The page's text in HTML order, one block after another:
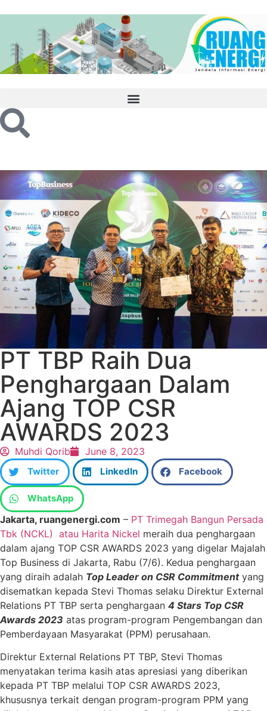
PT TBP Raih Dua
Penghargaan Dalam
Ajang TOP CSR
AWARDS 2023
Muhdi Qorib June 8, 2023
Twitter LinkedIn Facebook
WhatsApp
Jakarta, ruangenergi.com – PT Trimegah Bangun Persada
Tbk (NCKL) atau Harita Nickel meraih dua penghargaan
dalam ajang TOP CSR AWARDS 2023 yang digelar Majalah
Top Business di Jakarta, Rabu (7/6). Kedua penghargaan
yang diraih adalah Top Leader on CSR Commitmentyang
disematkan kepada Stevi Thomas selaku Direktur External
Relations PT TBP serta penghargaan 4 Stars Top CSR
Awards 2023 atas program-program Pengembangan dan
Pemberdayaan Masyarakat (PPM) perusahaan.
Direktur External Relations PT TBP, Stevi Thomas
menyatakan terima kasih atas apresiasi yang diberikan
kepada PT TBP melalui TOP CSR AWARDS 2023,
khususnya terkait dengan program-program PPM yang